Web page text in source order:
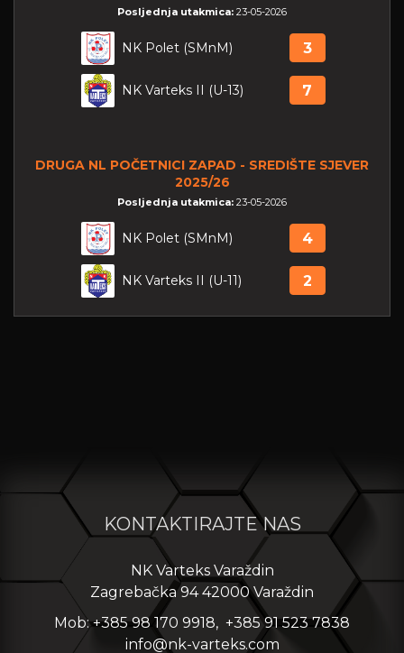
Posljednja utakmica: 23-05-2026
NK Polet (SMnM) 3
NK Varteks II (U-13) 7
DRUGA NL POČETNICI ZAPAD - SREDIŠTE SJEVER
2025/26
Posljednja utakmica: 23-05-2026
NK Polet (SMnM) 4
NK Varteks II (U-11) 2
KONTAKTIRAJTE NAS
NK Varteks Varaždin
Zagrebačka 94 42000 Varaždin
Mob: +385 98 170 9918, +385 91 523 7838
info@nk-varteks.com